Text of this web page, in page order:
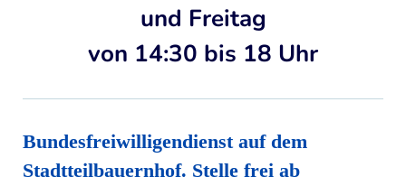
und Freitag
von 14:30 bis 18 Uhr
Bundesfreiwilligendienst auf dem
Stadtteilbauernhof. Stelle frei ab